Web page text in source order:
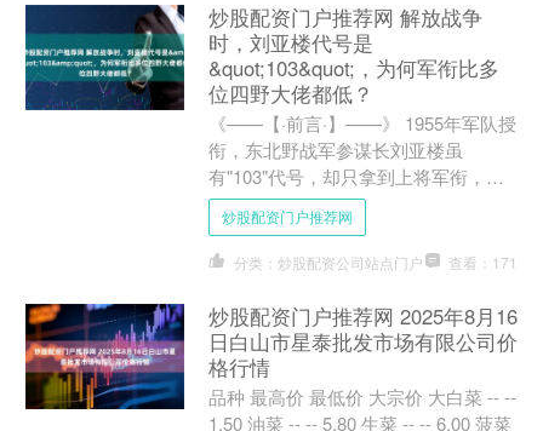
炒股配资门户推荐网 解放战争
时，刘亚楼代号是
&quot;103&quot;，为何军衔比多
位四野大佬都低？
《——【·前言·】——》 1955年军队授
衔，东北野战军参谋长刘亚楼虽
有"103"代号，却只拿到上将军衔，比
起同在四野的黄克诚、谭政、萧劲光等
大将们矮了一截。 ....
炒股配资门户推荐网
分类：炒股配资公司站点门户 查看：171
炒股配资门户推荐网 2025年8月16
日白山市星泰批发市场有限公司价
格行情
品种 最高价 最低价 大宗价 大白菜 -- --
1.50 油菜 -- -- 5.80 生菜 -- -- 6.00 菠菜